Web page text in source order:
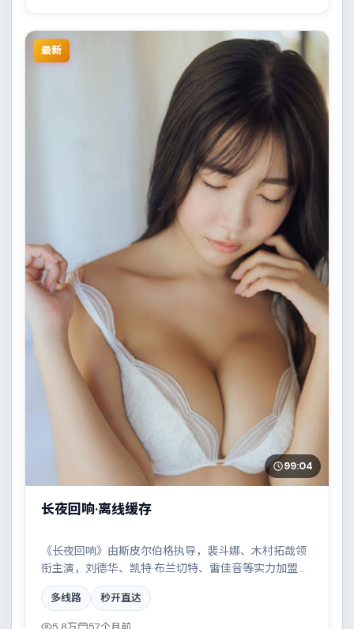
最新
99:04
长夜回响·离线缓存
《长夜回响》由斯皮尔伯格执导，裴斗娜、木村拓哉领
衔主演，刘德华、凯特·布兰切特、雷佳音等实力加盟，
是一部热血燃情的科幻作品。故事主要发生在俄罗斯，
科技伦理与情感羁绊形成强烈对撞。影片在视听语言与
叙事节奏上均有突破，适合喜欢深度叙事的观众。
多线路 秒开直达